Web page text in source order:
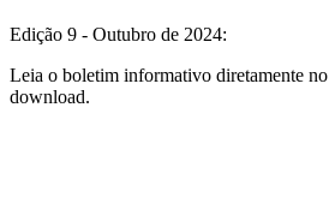
Edição 9 - Outubro de 2024:
Leia o boletim informativo diretamente
download.